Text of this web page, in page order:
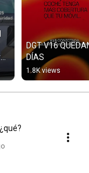
DGT V16
DÍAS
1.8K views